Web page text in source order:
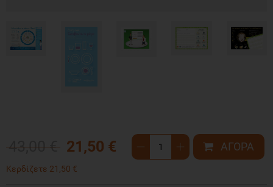
43,00 € 21,50 €
Κερδίζετε 21,50 €